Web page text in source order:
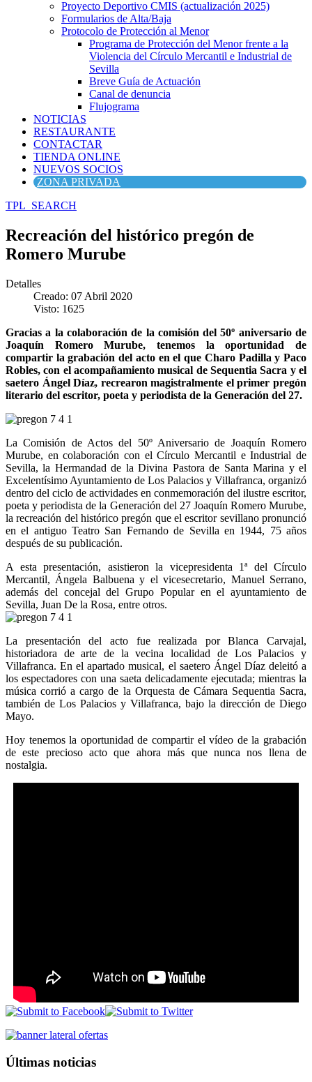
Proyecto Deportivo CMIS (actualización 2025)
Formularios de Alta/Baja
Protocolo de Protección al Menor
Programa de Protección del Menor frente a la
Violencia del Círculo Mercantil e Industrial de
Sevilla
Breve Guía de Actuación
Canal de denuncia
Flujograma
NOTICIAS
RESTAURANTE
CONTACTAR
TIENDA ONLINE
NUEVOS SOCIOS
ZONA PRIVADA
TPL_SEARCH
Recreación del histórico pregón de
Romero Murube
Detalles
Creado: 07 Abril 2020
Visto: 1625
Gracias a la colaboración de la comisión del 50º aniversario de
Joaquín Romero Murube, tenemos la oportunidad de
compartir la grabación del acto en el que Charo Padilla y Paco
Robles, con el acompañamiento musical de Sequentia Sacra y el
saetero Ángel Díaz, recrearon magistralmente el primer pregón
literario del escritor, poeta y periodista de la Generación del 27.
La Comisión de Actos del 50º Aniversario de Joaquín Romero
Murube, en colaboración con el Círculo Mercantil e Industrial de
Sevilla, la Hermandad de la Divina Pastora de Santa Marina y el
Excelentísimo Ayuntamiento de Los Palacios y Villafranca, organizó
dentro del ciclo de actividades en conmemoración del ilustre escritor,
poeta y periodista de la Generación del 27 Joaquín Romero Murube,
la recreación del histórico pregón que el escritor sevillano pronunció
en el antiguo Teatro San Fernando de Sevilla en 1944, 75 años
después de su publicación.
A esta presentación, asistieron la vicepresidenta 1ª del Círculo
Mercantil, Ángela Balbuena y el vicesecretario, Manuel Serrano,
además del concejal del Grupo Popular en el ayuntamiento de
Sevilla, Juan De la Rosa, entre otros.
La presentación del acto fue realizada por Blanca Carvajal,
historiadora de arte de la vecina localidad de Los Palacios y
Villafranca. En el apartado musical, el saetero Ángel Díaz deleitó a
los espectadores con una saeta delicadamente ejecutada; mientras la
música corrió a cargo de la Orquesta de Cámara Sequentia Sacra,
también de Los Palacios y Villafranca, bajo la dirección de Diego
Mayo.
Hoy tenemos la oportunidad de compartir el vídeo de la grabación
de este precioso acto que ahora más que nunca nos llena de
nostalgia.
Últimas noticias